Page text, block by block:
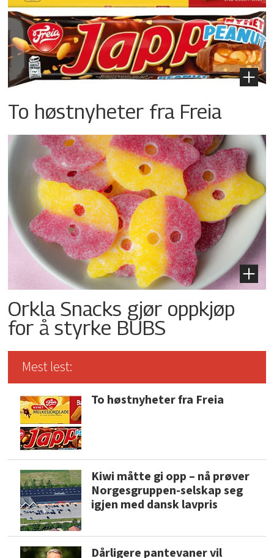
To høstnyheter fra Freia
Orkla Snacks gjør oppkjøp
for å styrke BUBS
Mest lest:
To høstnyheter fra Freia
Kiwi måtte gi opp – nå prøver
Norgesgruppen-selskap seg
igjen med dansk lavpris
Dårligere pantevaner vil